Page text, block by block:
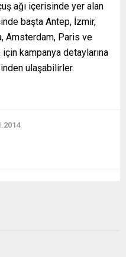
ağı içerisinde yer alan
başta Antep, İzmir,
Amsterdam, Paris ve
kampanya detaylarına
ulaşabilirler.